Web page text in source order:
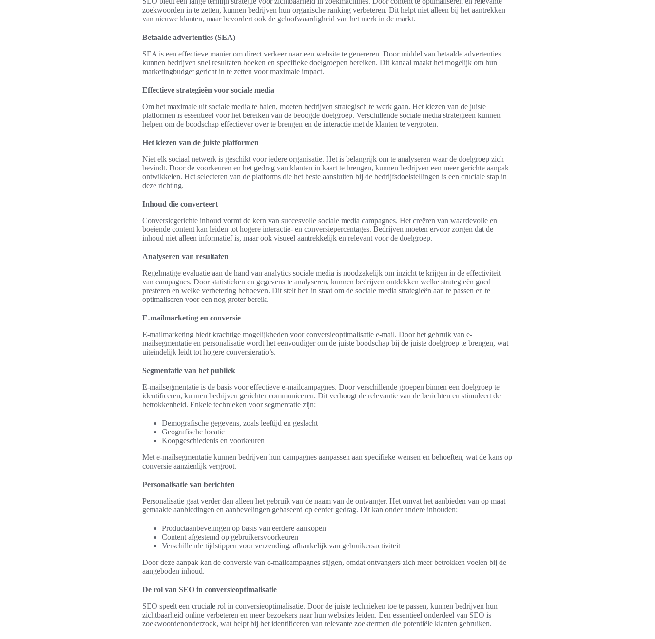
zoekwoorden in te zetten, kunnen bedrijven hun organische ranking verbeteren. Dit helpt niet alleen bij het aantrekken
van nieuwe klanten, maar bevordert ook de geloofwaardigheid van het merk in de markt.
Betaalde advertenties (SEA)
SEA is een effectieve manier om direct verkeer naar een website te genereren. Door middel van betaalde advertenties
kunnen bedrijven snel resultaten boeken en specifieke doelgroepen bereiken. Dit kanaal maakt het mogelijk om hun
marketingbudget gericht in te zetten voor maximale impact.
Effectieve strategieën voor sociale media
Om het maximale uit sociale media te halen, moeten bedrijven strategisch te werk gaan. Het kiezen van de juiste
platformen is essentieel voor het bereiken van de beoogde doelgroep. Verschillende sociale media strategieën kunnen
helpen om de boodschap effectiever over te brengen en de interactie met de klanten te vergroten.
Het kiezen van de juiste platformen
Niet elk sociaal netwerk is geschikt voor iedere organisatie. Het is belangrijk om te analyseren waar de doelgroep zich
bevindt. Door de voorkeuren en het gedrag van klanten in kaart te brengen, kunnen bedrijven een meer gerichte aanpak
ontwikkelen. Het selecteren van de platforms die het beste aansluiten bij de bedrijfsdoelstellingen is een cruciale stap in
deze richting.
Inhoud die converteert
Conversiegerichte inhoud vormt de kern van succesvolle sociale media campagnes. Het creëren van waardevolle en
boeiende content kan leiden tot hogere interactie- en conversiepercentages. Bedrijven moeten ervoor zorgen dat de
inhoud niet alleen informatief is, maar ook visueel aantrekkelijk en relevant voor de doelgroep.
Analyseren van resultaten
Regelmatige evaluatie aan de hand van analytics sociale media is noodzakelijk om inzicht te krijgen in de effectiviteit
van campagnes. Door statistieken en gegevens te analyseren, kunnen bedrijven ontdekken welke strategieën goed
presteren en welke verbetering behoeven. Dit stelt hen in staat om de sociale media strategieën aan te passen en te
optimaliseren voor een nog groter bereik.
E-mailmarketing en conversie
E-mailmarketing biedt krachtige mogelijkheden voor conversieoptimalisatie e-mail. Door het gebruik van e-
mailsegmentatie en personalisatie wordt het eenvoudiger om de juiste boodschap bij de juiste doelgroep te brengen, wat
uiteindelijk leidt tot hogere conversieratio’s.
Segmentatie van het publiek
E-mailsegmentatie is de basis voor effectieve e-mailcampagnes. Door verschillende groepen binnen een doelgroep te
identificeren, kunnen bedrijven gerichter communiceren. Dit verhoogt de relevantie van de berichten en stimuleert de
betrokkenheid. Enkele technieken voor segmentatie zijn:
Demografische gegevens, zoals leeftijd en geslacht
Geografische locatie
Koopgeschiedenis en voorkeuren
Met e-mailsegmentatie kunnen bedrijven hun campagnes aanpassen aan specifieke wensen en behoeften, wat de kans op
conversie aanzienlijk vergroot.
Personalisatie van berichten
Personalisatie gaat verder dan alleen het gebruik van de naam van de ontvanger. Het omvat het aanbieden van op maat
gemaakte aanbiedingen en aanbevelingen gebaseerd op eerder gedrag. Dit kan onder andere inhouden:
Productaanbevelingen op basis van eerdere aankopen
Content afgestemd op gebruikersvoorkeuren
Verschillende tijdstippen voor verzending, afhankelijk van gebruikersactiviteit
Door deze aanpak kan de conversie van e-mailcampagnes stijgen, omdat ontvangers zich meer betrokken voelen bij de
aangeboden inhoud.
De rol van SEO in conversieoptimalisatie
SEO speelt een cruciale rol in conversieoptimalisatie. Door de juiste technieken toe te passen, kunnen bedrijven hun
zichtbaarheid online verbeteren en meer bezoekers naar hun websites leiden. Een essentieel onderdeel van SEO is
zoekwoordenonderzoek, wat helpt bij het identificeren van relevante zoektermen die potentiële klanten gebruiken.